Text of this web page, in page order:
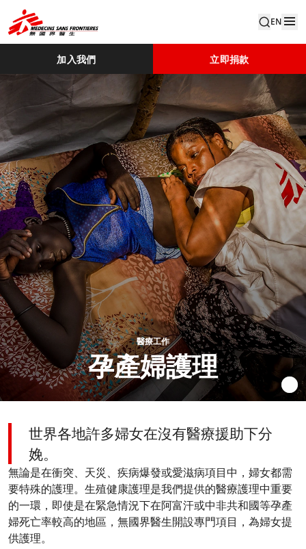
EN
加入我們 立即捐款
醫療工作
孕產婦護理
世界各地許多婦女在沒有醫療援助下分
娩。
無論是在衝突、天災、疾病爆發或愛滋病項目中，婦女都需
要特殊的護理。生殖健康護理是我們提供的醫療護理中重要
的一環，即使是在緊急情況下在阿富汗或中非共和國等孕產
婦死亡率較高的地區，無國界醫生開設專門項目，為婦女提
供護理。